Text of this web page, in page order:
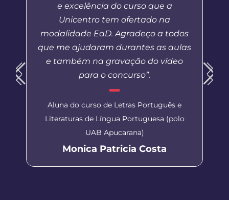
e excelência do curso que a
Unicentro tem ofertado na
modalidade EaD. Agradeço a todos
que me ajudaram durantes as aulas
e também na gravação do vídeo
para o concurso”.
Aluna do curso de Letras Português e
Literaturas de Língua Portuguesa (polo
UAB Apucarana)
Monica Patricia Costa